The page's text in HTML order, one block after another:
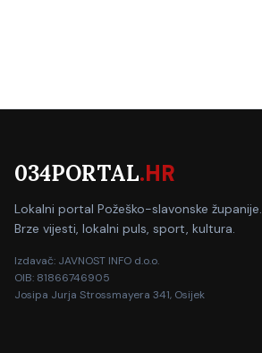
034PORTAL.HR
Lokalni portal Požeško-slavonske županije.
Brze vijesti, lokalni puls, sport, kultura.
Izdavač: JAVNOST INFO d.o.o.
OIB: 81866746905
Josipa Jurja Strossmayera 341, Osijek